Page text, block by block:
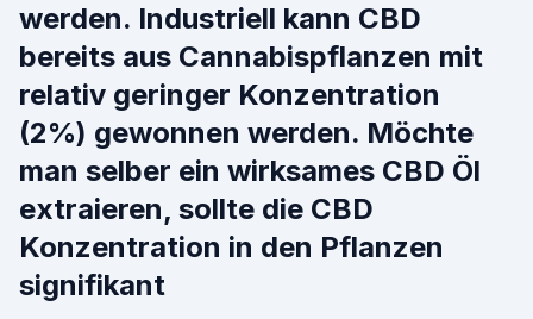
werden. Industriell kann CBD
bereits aus Cannabispflanzen mit
relativ geringer Konzentration
(2%) gewonnen werden. Möchte
man selber ein wirksames CBD Öl
extraieren, sollte die CBD
Konzentration in den Pflanzen
signifikant